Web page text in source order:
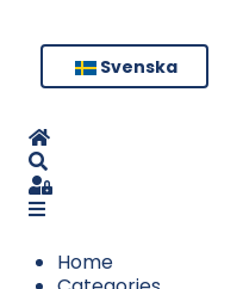
Svenska
Home
Search
Sign In
Home